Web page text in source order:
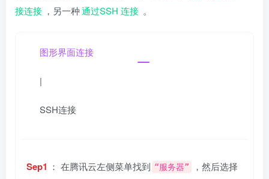
接连接 ，另一种通过SSH 连接 。
图形界面连接
|
SSH连接
Sep1 ： 在腾讯云左侧菜单找到 “服务器”
，然后选择